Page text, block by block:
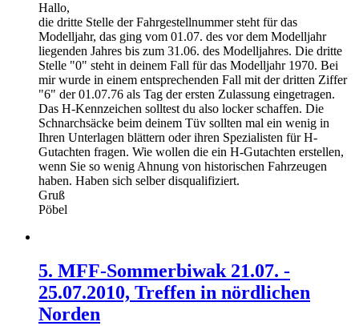
Hallo,
die dritte Stelle der Fahrgestellnummer steht für das
Modelljahr, das ging vom 01.07. des vor dem Modelljahr
liegenden Jahres bis zum 31.06. des Modelljahres. Die dritte
Stelle "0" steht in deinem Fall für das Modelljahr 1970. Bei
mir wurde in einem entsprechenden Fall mit der dritten Ziffer
"6" der 01.07.76 als Tag der ersten Zulassung eingetragen.
Das H-Kennzeichen solltest du also locker schaffen. Die
Schnarchsäcke beim deinem Tüv sollten mal ein wenig in
Ihren Unterlagen blättern oder ihren Spezialisten für H-
Gutachten fragen. Wie wollen die ein H-Gutachten erstellen,
wenn Sie so wenig Ahnung von historischen Fahrzeugen
haben. Haben sich selber disqualifiziert.
Gruß
Pöbel
5. MFF-Sommerbiwak 21.07. -
25.07.2010, Treffen in nördlichen
Norden